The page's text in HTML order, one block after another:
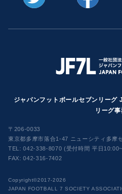
ジャパンフットボールセブンリー
リーグ
〒206-0033
東京都多摩市落合1-47 ニューシティ多摩
TEL:042-338-8070 (受付時間 平日
FAX: 042-316-7402
​Copyright©2017-2026
JAPAN FOOTBALL 7 SOCIETY